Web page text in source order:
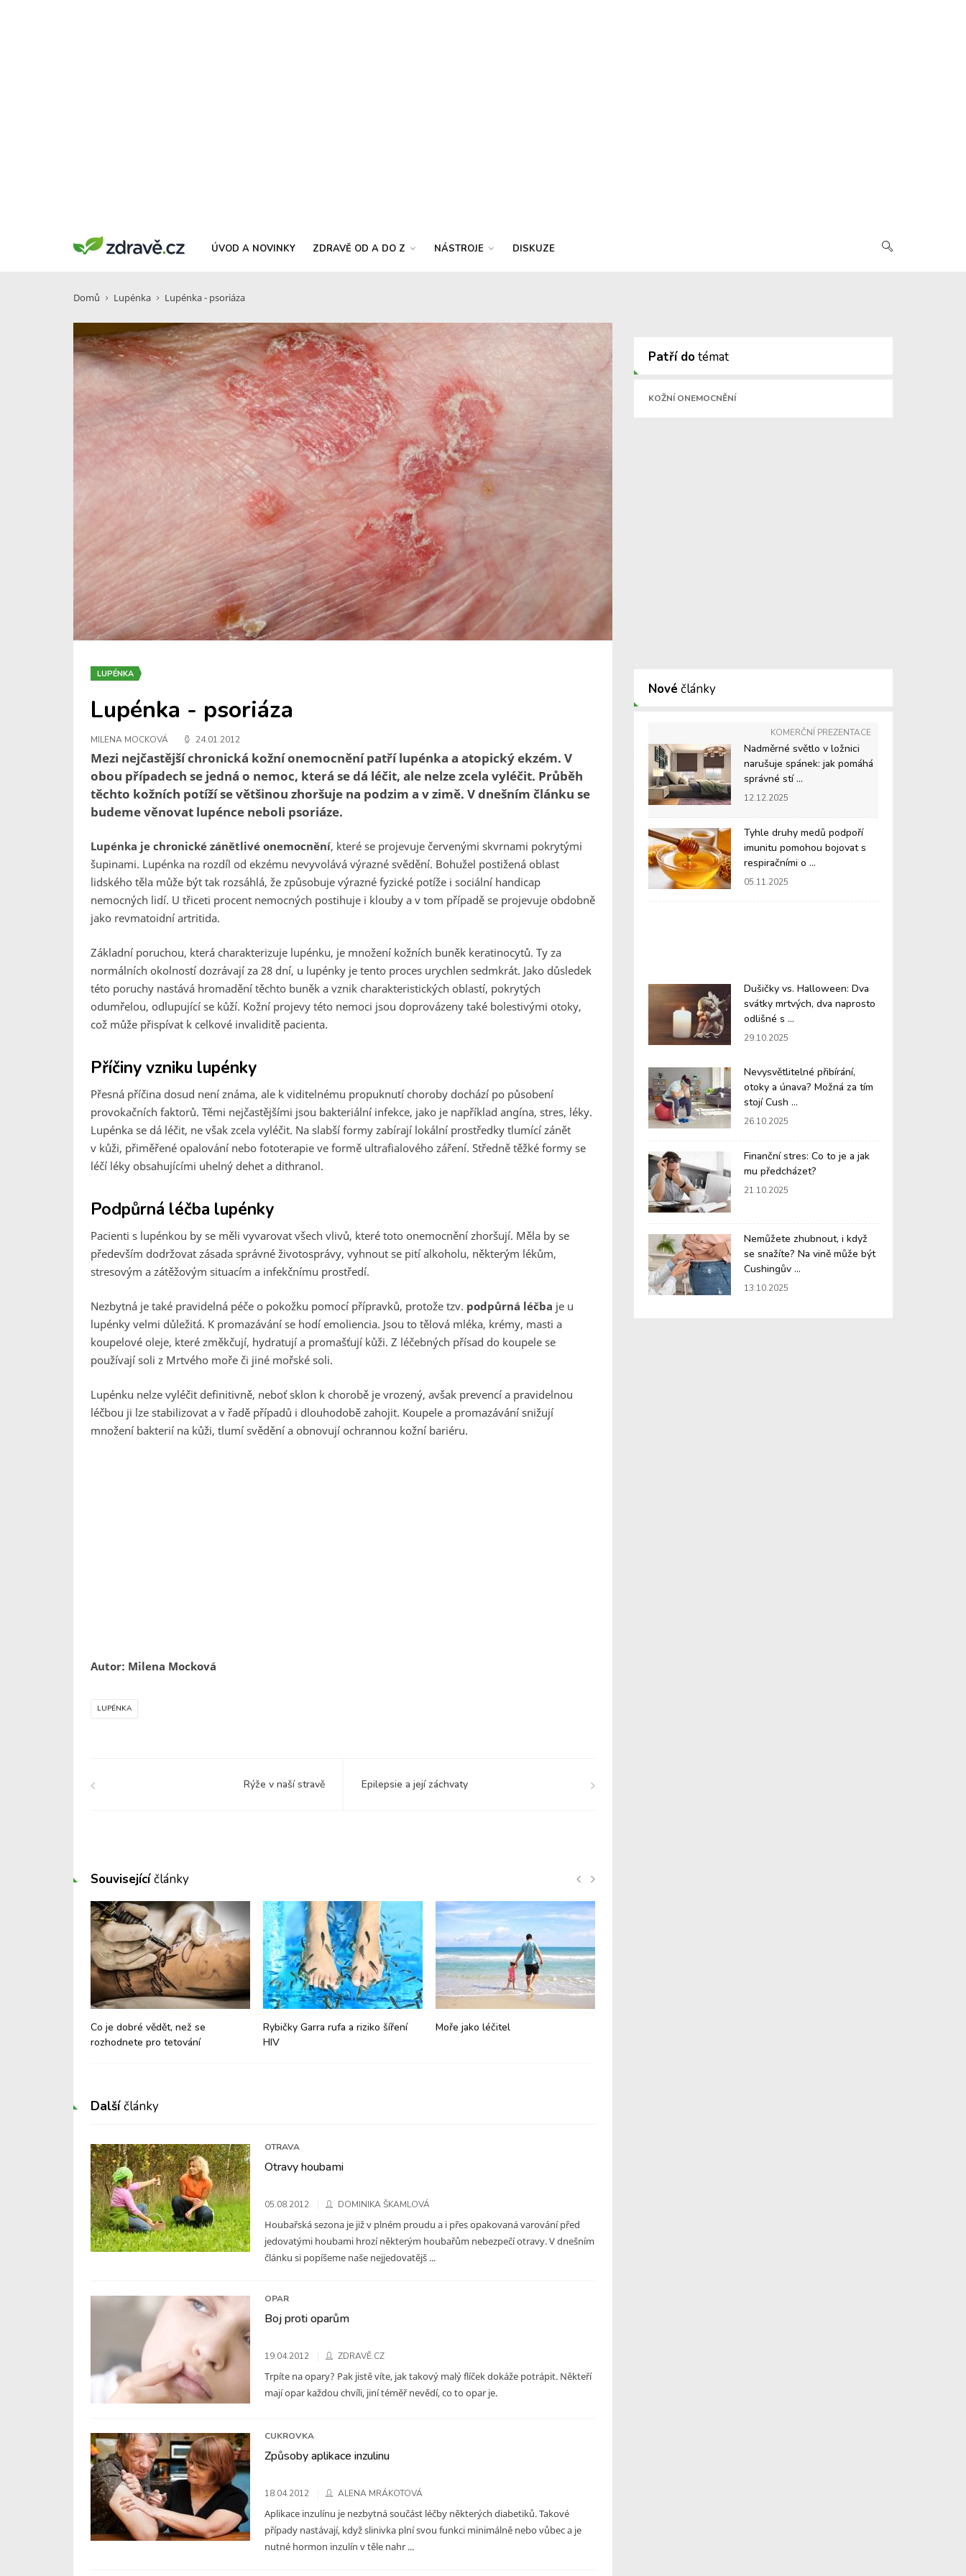
ÚVOD A NOVINKY ZDRAVĚ OD A DO Z NÁSTROJE DISKUZE
Domů Lupénka Lupénka - psoriáza
LUPÉNKA
Lupénka - psoriáza
MILENA MOCKOVÁ 24.01.2012
Mezi nejčastější chronická kožní onemocnění patří lupénka a atopický ekzém. V
obou případech se jedná o nemoc, která se dá léčit, ale nelze zcela vyléčit. Průběh
těchto kožních potíží se většinou zhoršuje na podzim a v zimě. V dnešním článku se
budeme věnovat lupénce neboli psoriáze.
Lupénka je chronické zánětlivé onemocnění, které se projevuje červenými skvrnami pokrytými
šupinami. Lupénka na rozdíl od ekzému nevyvolává výrazné svědění. Bohužel postižená oblast
lidského těla může být tak rozsáhlá, že způsobuje výrazné fyzické potíže i sociální handicap
nemocných lidí. U třiceti procent nemocných postihuje i klouby a v tom případě se projevuje obdobně
jako revmatoidní artritida.
Základní poruchou, která charakterizuje lupénku, je množení kožních buněk keratinocytů. Ty za
normálních okolností dozrávají za 28 dní, u lupénky je tento proces urychlen sedmkrát. Jako důsledek
této poruchy nastává hromadění těchto buněk a vznik charakteristických oblastí, pokrytých
odumřelou, odlupující se kůží. Kožní projevy této nemoci jsou doprovázeny také bolestivými otoky,
což může přispívat k celkové invaliditě pacienta.
Příčiny vzniku lupénky
Přesná příčina dosud není známa, ale k viditelnému propuknutí choroby dochází po působení
provokačních faktorů. Těmi nejčastějšími jsou bakteriální infekce, jako je například angína, stres, léky.
Lupénka se dá léčit, ne však zcela vyléčit. Na slabší formy zabírají lokální prostředky tlumící zánět
v kůži, přiměřené opalování nebo fototerapie ve formě ultrafialového záření. Středně těžké formy se
léčí léky obsahujícími uhelný dehet a dithranol.
Podpůrná léčba lupénky
Pacienti s lupénkou by se měli vyvarovat všech vlivů, které toto onemocnění zhoršují. Měla by se
především dodržovat zásada správné životosprávy, vyhnout se pití alkoholu, některým lékům,
stresovým a zátěžovým situacím a infekčnímu prostředí.
Nezbytná je také pravidelná péče o pokožku pomocí přípravků, protože tzv. podpůrná léčba je u
lupénky velmi důležitá. K promazávání se hodí emoliencia. Jsou to tělová mléka, krémy, masti a
koupelové oleje, které změkčují, hydratují a promašťují kůži. Z léčebných přísad do koupele se
používají soli z Mrtvého moře či jiné mořské soli.
Lupénku nelze vyléčit definitivně, neboť sklon k chorobě je vrozený, avšak prevencí a pravidelnou
léčbou ji lze stabilizovat a v řadě případů i dlouhodobě zahojit. Koupele a promazávání snižují
množení bakterií na kůži, tlumí svědění a obnovují ochrannou kožní bariéru.
Autor: Milena Mocková
LUPÉNKA
Rýže v naší stravě Epilepsie a její záchvaty
Patří dotémat
KOŽNÍ ONEMOCNĚNÍ
Nové články
KOMERČNÍ PREZENTACE
Nadměrné světlo v ložnici
narušuje spánek: jak pomáhá
správné stí ...
12.12.2025
Tyhle druhy medů podpoří
imunitu pomohou bojovat s
respiračními o ...
05.11.2025
Dušičky vs. Halloween: Dva
svátky mrtvých, dva naprosto
odlišné s ...
29.10.2025
Nevysvětlitelné přibírání,
otoky a únava? Možná za tím
stojí Cush ...
26.10.2025
Finanční stres: Co to je a jak
mu předcházet?
21.10.2025
Nemůžete zhubnout, i když
se snažíte? Na vině může být
Cushingův ...
13.10.2025
Souvisejícíčlánky
Co je dobré vědět, než se
rozhodnete pro tetování
Rybičky Garra rufa a riziko šíření
HIV
Moře jako léčitel
Dalšíčlánky
OTRAVA
Otravy houbami
05.08.2012 DOMINIKA ŠKAMLOVÁ
Houbařská sezona je již v plném proudu a i přes opakovaná varování před
jedovatými houbami hrozí některým houbařům nebezpečí otravy. V dnešním
článku si popíšeme naše nejjedovatějš ...
OPAR
Boj proti oparům
19.04.2012 ZDRAVĚ.CZ
Trpíte na opary? Pak jistě víte, jak takový malý flíček dokáže potrápit. Někteří
mají opar každou chvíli, jiní téměř nevědí, co to opar je.
CUKROVKA
Způsoby aplikace inzulinu
18.04.2012 ALENA MRÁKOTOVÁ
Aplikace inzulínu je nezbytná součást léčby některých diabetiků. Takové
případy nastávají, když slinivka plní svou funkci minimálně nebo vůbec a je
nutné hormon inzulín v těle nahr ...